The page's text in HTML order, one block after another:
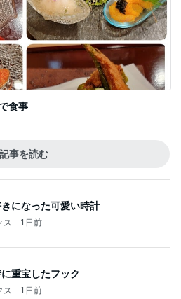
食事
記事を読む
になった可愛い時計
ス 1日前
重宝したフック
ス 1日前